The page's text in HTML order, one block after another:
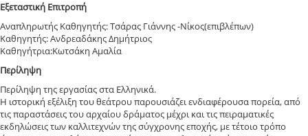
Εξεταστική Επιτροπή
Αναπληρωτής Καθηγητής: Τσάρας Γιάννης -Νίκος(επιβλέπων)
Καθηγητής: Ανδρεαδάκης Δημήτριος
Καθηγήτρια:Κωτσάκη Αμαλία
Περίληψη
Περίληψη της εργασίας στα Ελληνικά.
Η ιστορική εξέλιξη του θεάτρου παρουσιάζει ενδιαφέρουσα πορεία, από
τις παραστάσεις του αρχαίου δράματος μέχρι και τις πειραματικές
εκδηλώσεις των καλλιτεχνών της σύγχρονης εποχής, με τέτοιο τρόπο